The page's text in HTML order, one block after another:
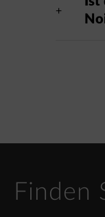
Finden